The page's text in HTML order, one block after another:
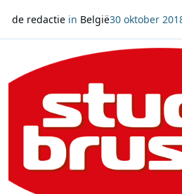
de redactiein België30 oktober
Lees meer over 'Universal Nation'